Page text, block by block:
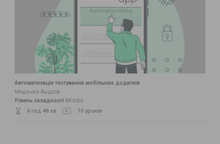
Автоматизація тестування мобільних додатків
Міщенко Андрій
Рівень складності Middle
6 год 48 хв
10 уроків